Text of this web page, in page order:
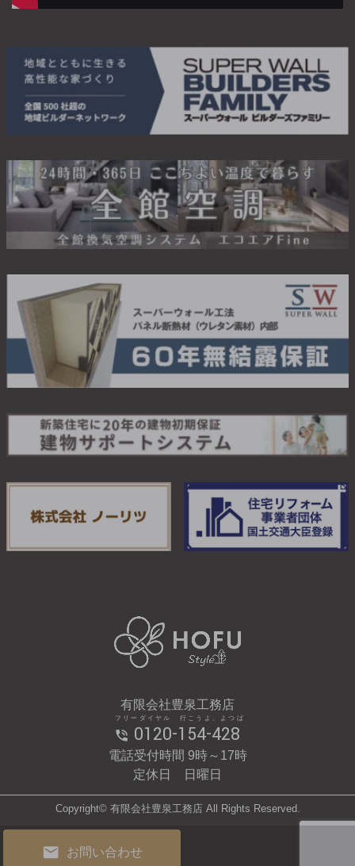
お問い合わせ
有限会社豊泉工務店
0120-154-428
フリーダイヤル 行こうよ、よつば
電話受付時間 9時～17時
定休日 日曜日
Copyright© 有限会社豊泉工務店 All Rights Reserved.